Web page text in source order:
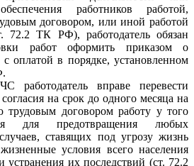
работников работой,
договором, или иной работой
ТК РФ), работодатель обязан
работ оформить приказом о
с оплатой в порядке, установленном
работодатель вправе перевести
на срок до одного месяца на
трудовым договором работу у того
для предотвращения любых
ставящих под угрозу жизнь
условия всего населения
устранения их последствий (ст. 72.2